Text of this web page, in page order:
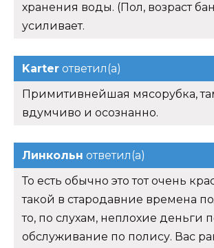
хранения воды. (Пол, возраст
усиливает.
Karter ответил(а)
Примитивнейшая мясорубка,
вдумчиво и осознанно.
Линкольн ответил(а)
То есть обычно это тот очень
такой в стародавние времена
то, по слухам, неплохие деньги
обслуживание по полису. Вас